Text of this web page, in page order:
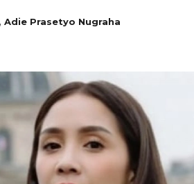
, Adie Prasetyo Nugraha